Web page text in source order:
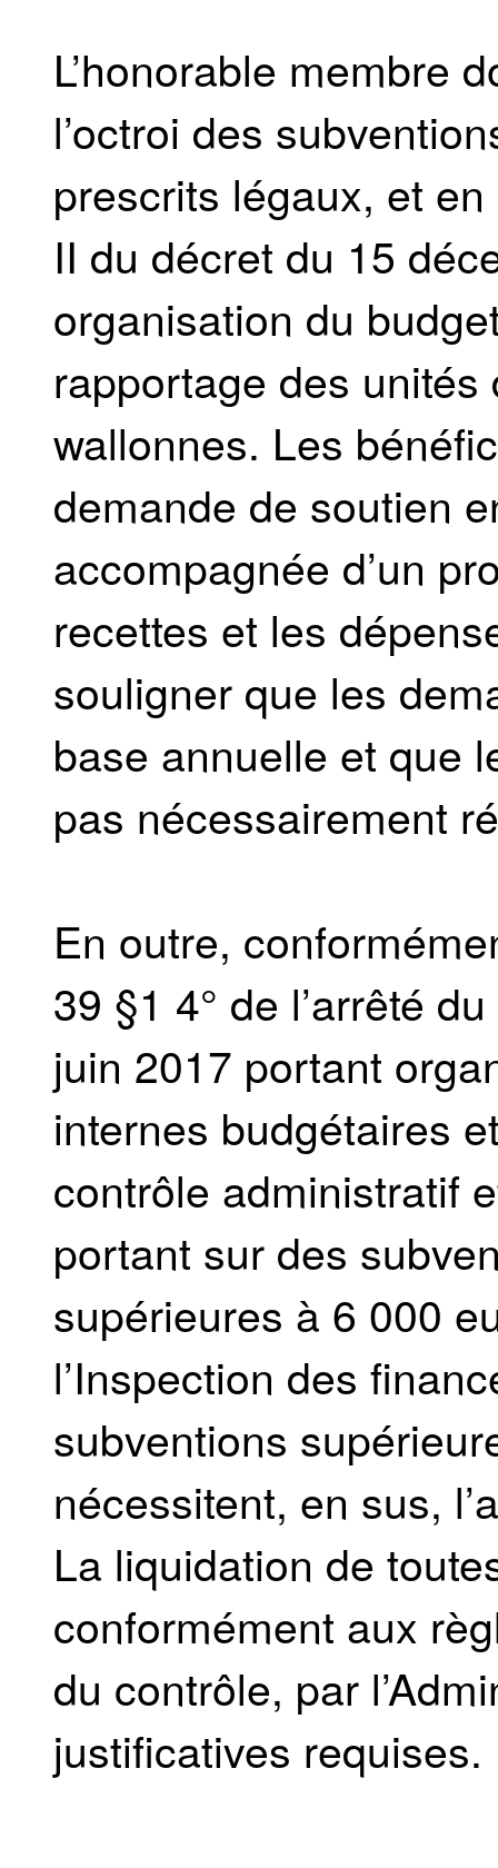
L’honorable membre
l’octroi des
prescrits légaux, et
II du décret du 15
organisation du
rapportage des unités
wallonnes. Les
demande de soutien
accompagnée d’un
recettes et les
souligner que les
base annuelle et que
pas nécessairement
En outre,
39 §1 4° de l’arrêté
juin 2017 portant
internes budgétaires
contrôle administratif
portant sur des
supérieures à 6 000
l’Inspection des
subventions
nécessitent, en sus,
La liquidation de
conformément aux
du contrôle, par
justificatives requises.